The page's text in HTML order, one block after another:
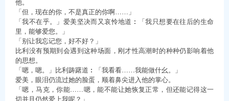
他。
「但，现在的你，不是真正的你啊……」
「我不在乎。」爱美坚决而又哀怜地道︰「我只想要在往后的生命
里，能够爱您。」
「别让我忘记您，好不好？」
比利没有预期到会遇到这种场面，刚才性高潮时的种种仍影响着他
的思想。
「嗯，嗯。」比利踌躇道︰「我看看……我能做什幺。」
爱美，眼泪仍流过她的脸蛋，顺着鼻尖进入他的掌心。
「嗯，马克，你能……嗯，能不能让她恢复正常，但还能记得这一
切并且仍然爱上我呢？」